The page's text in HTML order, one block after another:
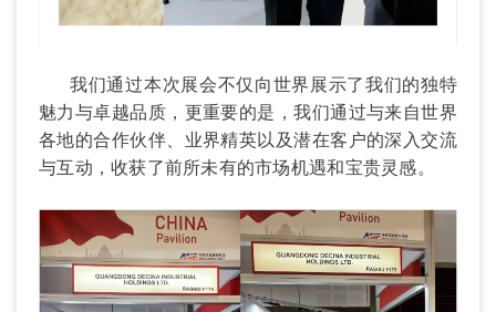
我们通过本次展会不仅向世界展示了我们的独特
魅力与卓越品质，更重要的是，我们通过与来自世界
各地的合作伙伴、业界精英以及潜在客户的深入交流
与互动，收获了前所未有的市场机遇和宝贵灵感。